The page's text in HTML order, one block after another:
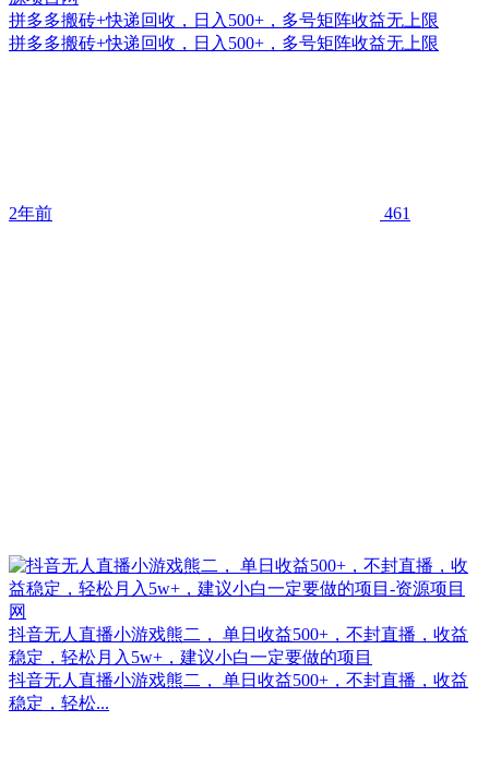
拼多多搬砖+快递回收，日入500+，多号矩阵收益无上限
拼多多搬砖+快递回收，日入500+，多号矩阵收益无上限
2年前 461
抖音无人直播小游戏熊二， 单日收益500+，不封直播，收益
稳定，轻松月入5w+，建议小白一定要做的项目
抖音无人直播小游戏熊二， 单日收益500+，不封直播，收益
稳定，轻松...